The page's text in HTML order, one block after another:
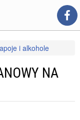
i alkohole
NA